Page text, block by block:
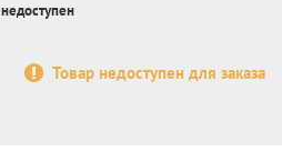
недоступен
Товар недоступен для заказа